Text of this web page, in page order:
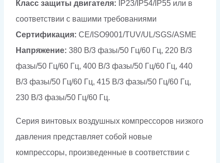
Класс защиты двигателя: IP23/IP54/IP55 или в
соответствии с вашими требованиями
Сертификация: CE/ISO9001/TUV/UL/SGS/ASME
Напряжение: 380 В/3 фазы/50 Гц/60 Гц, 220 В/3
фазы/50 Гц/60 Гц, 400 В/3 фазы/50 Гц/60 Гц, 440
В/3 фазы/50 Гц/60 Гц, 415 В/3 фазы/50 Гц/60 Гц,
230 В/3 фазы/50 Гц/60 Гц.
Серия винтовых воздушных компрессоров низкого
давления представляет собой новые
компрессоры, произведенные в соответствии с